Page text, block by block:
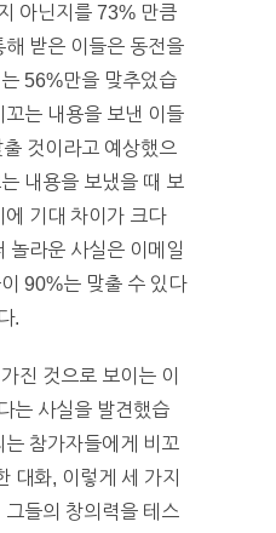
아닌지를 73% 만큼
해 받은 이들은 동전을
56%만을 맞추었습
꼬는 내용을 보낸 이들
것이라고 예상했으
내용을 보냈을 때 보
에 기대 차이가 크다
놀라운 사실은 이메일
90%는 맞출 수 있다
.
진 것으로 보이는 이
는 사실을 발견했습
는 참가자들에게 비꼬
대화, 이렇게 세 가지
그들의 창의력을 테스